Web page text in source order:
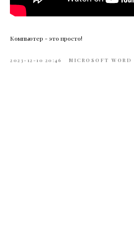
Компьютер - это просто!
2023-12-10 20:46 MICROSOFT WORD